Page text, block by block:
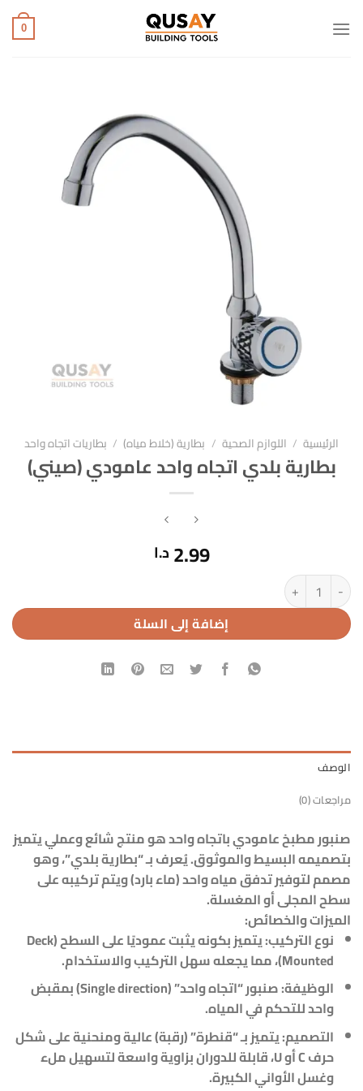
للمحتوى
0
الرئيسية / اللوازم الصحية / بطارية (خلاط مياه) / بطاريات اتجاه واحد
بطارية بلدي اتجاه واحد عامودي (صيني)
2.99 د.ا
كمية بطارية بلدي اتجاه واحد عامودي (صيني)
إضافة إلى السلة
الوصف
مراجعات (0)
صنبور مطبخ عامودي باتجاه واحد هو منتج شائع وعملي يتميز
بتصميمه البسيط والموثوق. يُعرف بـ “بطارية بلدي”، وهو
مصمم لتوفير تدفق مياه واحد (ماء بارد) ويتم تركيبه على
سطح المجلى أو المغسلة.
الميزات والخصائص:
نوع التركيب: يتميز بكونه يثبت عموديًا على السطح (Deck
Mounted)، مما يجعله سهل التركيب والاستخدام.
الوظيفة: صنبور “اتجاه واحد” (Single direction) بمقبض
واحد للتحكم في المياه.
التصميم: يتميز بـ “قنطرة” (رقبة) عالية ومنحنية على شكل
حرف C أو U، قابلة للدوران بزاوية واسعة لتسهيل ملء
وغسل الأواني الكبيرة.